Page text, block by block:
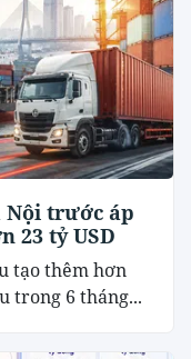
Nội trước áp
23 tỷ USD
tạo thêm hơn
trong 6 tháng...